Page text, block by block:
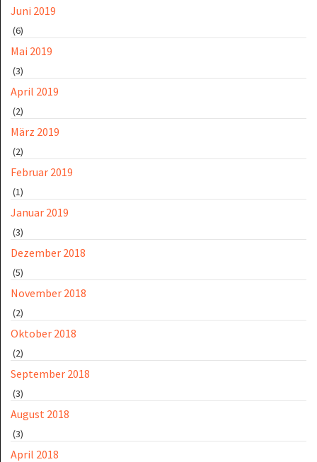
Juni 2019
(6)
Mai 2019
(3)
April 2019
(2)
März 2019
(2)
Februar 2019
(1)
Januar 2019
(3)
Dezember 2018
(5)
November 2018
(2)
Oktober 2018
(2)
September 2018
(3)
August 2018
(3)
April 2018